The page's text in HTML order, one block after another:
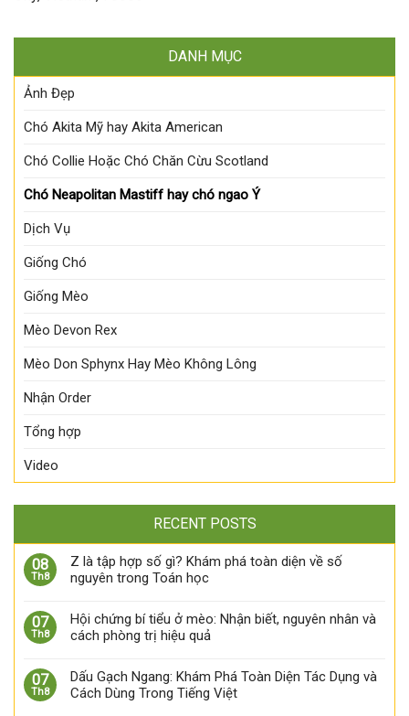
DANH MỤC
Ảnh Đẹp
Chó Akita Mỹ hay Akita American
Chó Collie Hoặc Chó Chăn Cừu Scotland
Chó Neapolitan Mastiff hay chó ngao Ý
Dịch Vụ
Giống Chó
Giống Mèo
Mèo Devon Rex
Mèo Don Sphynx Hay Mèo Không Lông
Nhận Order
Tổng hợp
Video
RECENT POSTS
08
Th8
Z là tập hợp số gì? Khám phá toàn diện về số
nguyên trong Toán học
07
Th8
Hội chứng bí tiểu ở mèo: Nhận biết, nguyên nhân và
cách phòng trị hiệu quả
07
Th8
Dấu Gạch Ngang: Khám Phá Toàn Diện Tác Dụng và
Cách Dùng Trong Tiếng Việt